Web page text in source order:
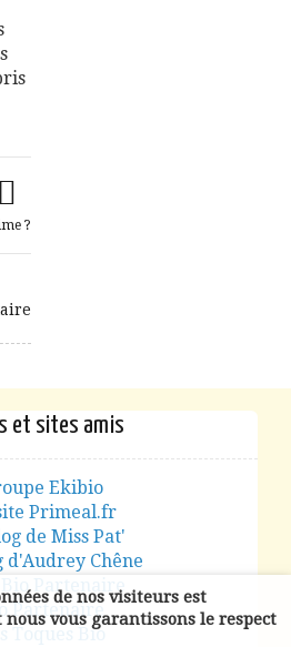
?
et sites amis
Ekibio
Primeal.fr
de Miss Pat'
d'Audrey Chêne
Partenaire
Partenaire
Toques Bio
de nos visiteurs est
vous garantissons le respect